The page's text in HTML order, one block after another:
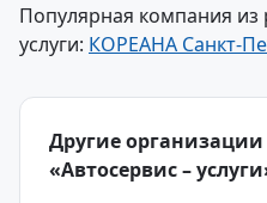
Популярная компания из
услуги: КОРЕАНА Санкт-
Другие организации
«Автосервис –